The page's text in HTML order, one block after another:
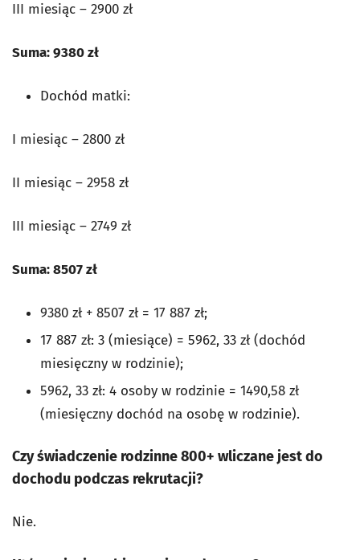
III miesiąc – 2900 zł
Suma: 9380 zł
Dochód matki:
I miesiąc – 2800 zł
II miesiąc – 2958 zł
III miesiąc – 2749 zł
Suma: 8507 zł
9380 zł + 8507 zł = 17 887 zł;
17 887 zł: 3 (miesiące) = 5962, 33 zł (dochód
miesięczny w rodzinie);
5962, 33 zł: 4 osoby w rodzinie = 1490,58 zł
(miesięczny dochód na osobę w rodzinie).
Czy świadczenie rodzinne 800+ wliczane jest do
dochodu podczas rekrutacji?
Nie.